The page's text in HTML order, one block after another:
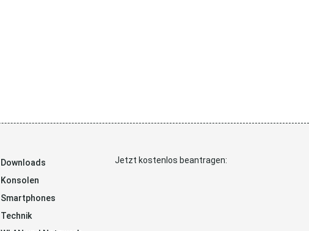
Downloads
Konsolen
Smartphones
Technik
Jetzt kostenlos beantragen: